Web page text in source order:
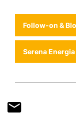
Follow-on &
Serena Energia